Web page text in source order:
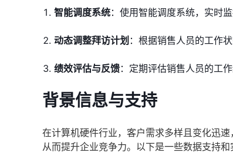
智能调度系统：使用智能调度系统，实时
动态调整拜访计划 ：根据销售人员的工作
绩效评估与反馈：定期评估销售人员的工
背景信息与支持
在计算机硬件行业，客户需求多样且变化迅
从而提升企业竞争力。以下是一些数据支持和